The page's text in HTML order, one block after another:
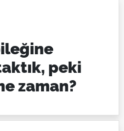
peki
zaman?